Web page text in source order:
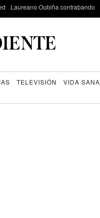
Laureano Oubiña contrabando
TELEVISIÓN VIDA SANA